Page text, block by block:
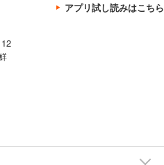
アプリ試し読みはこちら